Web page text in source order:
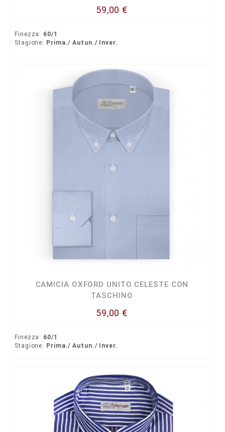
59,00 €
Finezza: 60/1
Stagione: Prima./ Autun./ Inver.
CAMICIA OXFORD UNITO CELESTE CON
TASCHINO
59,00 €
Finezza: 60/1
Stagione: Prima./ Autun./ Inver.